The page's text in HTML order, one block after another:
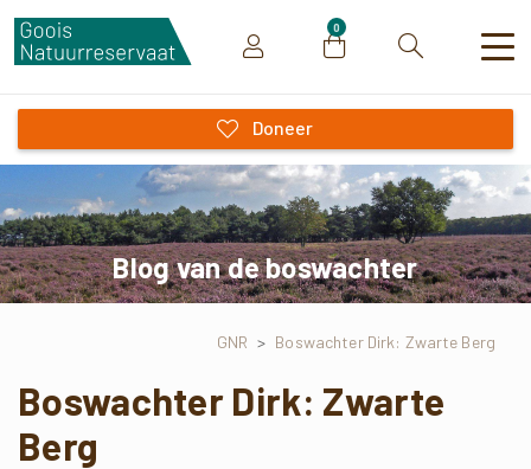
0
Zoeken
Doneer
Blog van de boswachter
GNR > Boswachter Dirk: Zwarte Berg
Boswachter Dirk: Zwarte
Berg